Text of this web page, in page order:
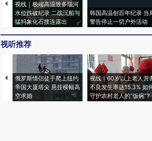
视线｜极端高温致多瑙河
水位跌破纪录 二战沉船与
猛犸象化石接连露出
韩国高温创百年纪录 当
警告停止一切户外活动
视听推荐
俄罗斯情侣徒手爬上纽约
帝国大厦塔尖 悬挂横幅高
空求婚
视线｜60岁以上老人营
不良发生率达15.3% 如
守护农村老人的“饭碗”?